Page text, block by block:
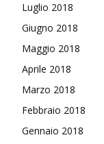
Luglio 2018
Giugno 2018
Maggio 2018
Aprile 2018
Marzo 2018
Febbraio 2018
Gennaio 2018